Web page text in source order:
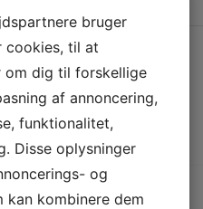
bruger
cookies, til at
om dig til forskellige
af annoncering,
funktionalitet,
Disse oplysninger
og
kan kombinere dem